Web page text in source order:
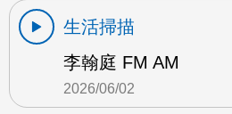
生活掃描
李翰庭 FM AM
2026/06/02